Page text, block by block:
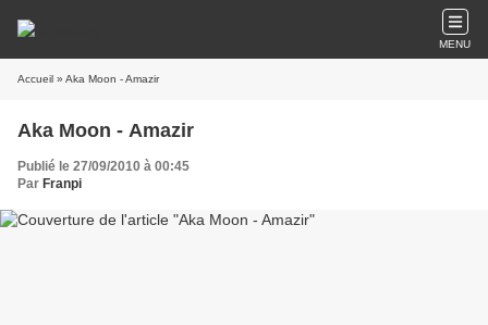
MENU
Accueil » Aka Moon - Amazir
Aka Moon - Amazir
Publié le 27/09/2010 à 00:45
Par Franpi